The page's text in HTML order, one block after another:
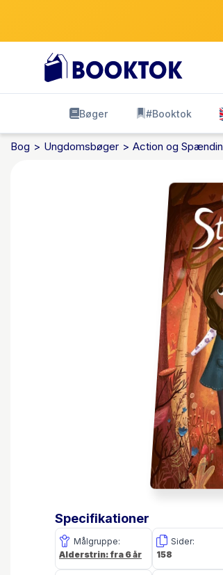
Bøger #Booktok
Bog Ungdomsbøger Action og
Specifikationer
Målgruppe:
Alderstrin: fra 6 år
Sider:
158